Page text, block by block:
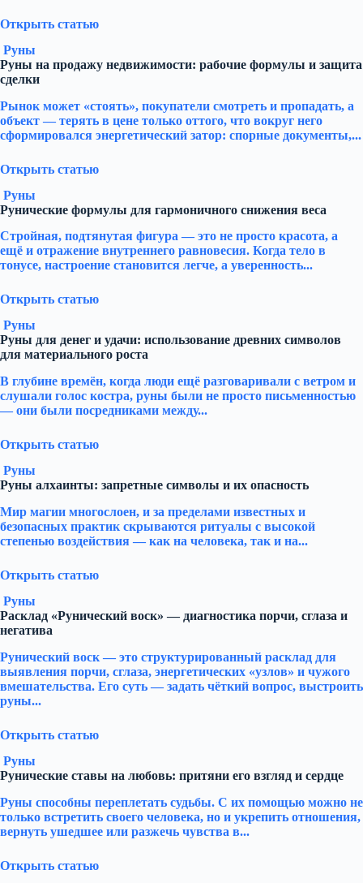
Открыть статью
Руны
Руны на продажу недвижимости: рабочие формулы и защита
сделки
Рынок может «стоять», покупатели смотреть и пропадать, а
объект — терять в цене только оттого, что вокруг него
сформировался энергетический затор: спорные документы,...
Открыть статью
Руны
Рунические формулы для гармоничного снижения веса
Стройная, подтянутая фигура — это не просто красота, а
ещё и отражение внутреннего равновесия. Когда тело в
тонусе, настроение становится легче, а уверенность...
Открыть статью
Руны
Руны для денег и удачи: использование древних символов
для материального роста
В глубине времён, когда люди ещё разговаривали с ветром и
слушали голос костра, руны были не просто письменностью
— они были посредниками между...
Открыть статью
Руны
Руны алхаинты: запретные символы и их опасность
Мир магии многослоен, и за пределами известных и
безопасных практик скрываются ритуалы с высокой
степенью воздействия — как на человека, так и на...
Открыть статью
Руны
Расклад «Рунический воск» — диагностика порчи, сглаза и
негатива
Рунический воск — это структурированный расклад для
выявления порчи, сглаза, энергетических «узлов» и чужого
вмешательства. Его суть — задать чёткий вопрос, выстроить
руны...
Открыть статью
Руны
Рунические ставы на любовь: притяни его взгляд и сердце
Руны способны переплетать судьбы. С их помощью можно не
только встретить своего человека, но и укрепить отношения,
вернуть ушедшее или разжечь чувства в...
Открыть статью